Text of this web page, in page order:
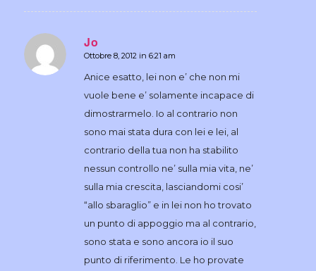
Jo
dice:
Ottobre 8, 2012 in 6:21 am
Anice esatto, lei non e’ che non mi
vuole bene e’ solamente incapace di
dimostrarmelo. Io al contrario non
sono mai stata dura con lei e lei, al
contrario della tua non ha stabilito
nessun controllo ne’ sulla mia vita, ne’
sulla mia crescita, lasciandomi cosi’
“allo sbaraglio” e in lei non ho trovato
un punto di appoggio ma al contrario,
sono stata e sono ancora io il suo
punto di riferimento. Le ho provate